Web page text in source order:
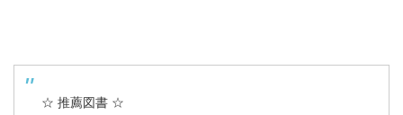
☆ 推薦図書 ☆